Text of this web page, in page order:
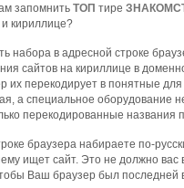
запомнить ТОП тире
кириллице?
набора в адресной строке
сайтов на кириллице в
их перекодирует в понятные
а специальное оборудование
перекодированные названия
браузера набираете по-
ищет сайт. Это не должно вас
Ваш браузер был последней